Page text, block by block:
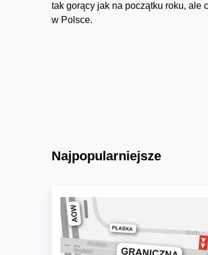
tak gorący jak na początku roku, ale
w Polsce.
Najpopularniejsze